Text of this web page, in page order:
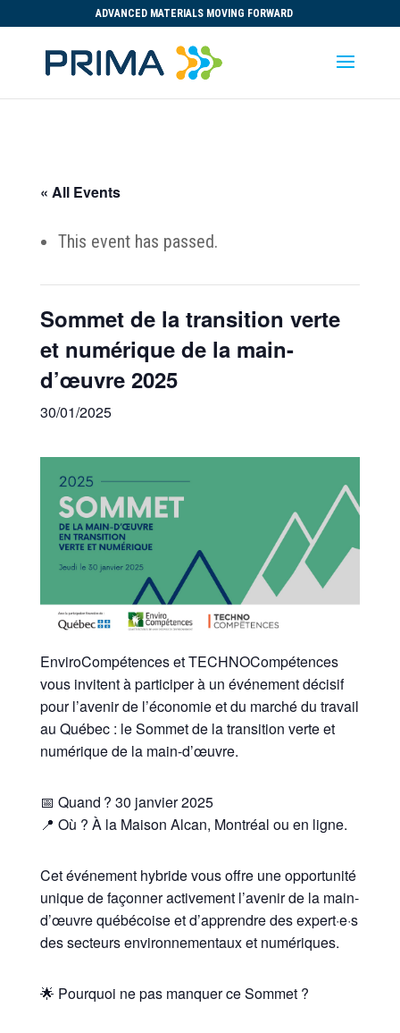
ADVANCED MATERIALS MOVING FORWARD
« All Events
This event has passed.
Sommet de la transition verte
et numérique de la main-
d’œuvre 2025
30/01/2025
EnviroCompétences et TECHNOCompétences
vous invitent à participer à un événement décisif
pour l’avenir de l’économie et du marché du travail
au Québec : le Sommet de la transition verte et
numérique de la main-d’œuvre.
📅 Quand ? 30 janvier 2025
📍 Où ? À la Maison Alcan, Montréal ou en ligne.
Cet événement hybride vous offre une opportunité
unique de façonner activement l’avenir de la main-
d’œuvre québécoise et d’apprendre des expert·e·s
des secteurs environnementaux et numériques.
🌟 Pourquoi ne pas manquer ce Sommet ?